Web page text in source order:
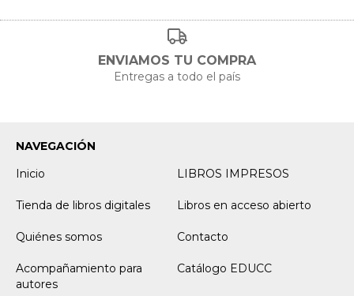
ENVIAMOS TU COMPRA
Entregas a todo el país
NAVEGACIÓN
Inicio
LIBROS IMPRESOS
Tienda de libros digitales Libros en acceso abierto
Quiénes somos Contacto
Acompañamiento para
autores
Catálogo EDUCC